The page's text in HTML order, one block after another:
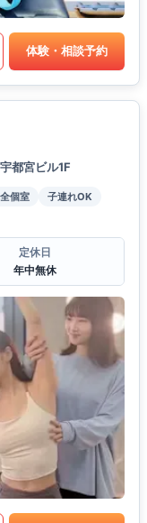
体験・相談予約
都宮ビル1F
個室
子連れOK
定休日
年中無休